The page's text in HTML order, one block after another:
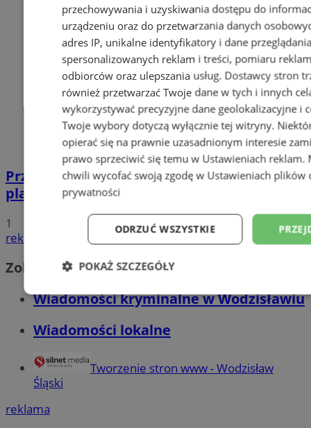
Przyszłość Wodzisławia Śląskiego:
planowane inwestycje na 2025 rok
1
reklama
Zobacz również
Wiadomości kryminalne w Wodzisławiu
Wiadomości lokalne
Tworzenie stron www - Wodzisław
Śląski
reklama
przechowywania i uzyskiwania dostępu do
urządzeniu oraz do przetwarzania danych
adres IP, unikalne identyfikatory i dane
spersonalizowanych reklam i treści, pomiaru
odbiorców oraz ulepszania usług. Dostawcy stron
również przetwarzać Twoje dane w tych i innych
wykorzystywać precyzyjne dane geolokalizacyjne i
Twoje wybory dotyczą wyłącznie tej witryny.
opierać się na prawnie uzasadnionym interesie
prawo sprzeciwić się temu w Ustawieniach reklam.
chwili wycofać swoją zgodę w Ustawieniach plików
prywatności
ODRZUĆ WSZYSTKIE
POKAŻ SZCZEGÓŁY
Niezbędne Wydajność